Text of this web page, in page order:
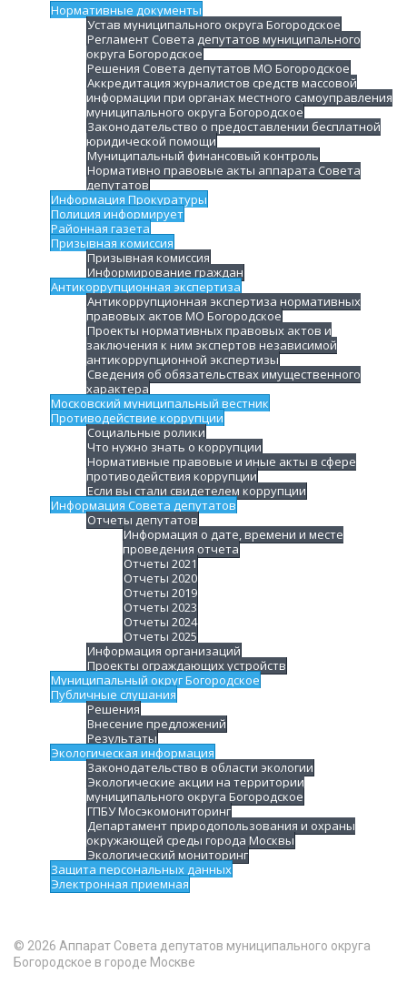
Нормативные документы
Устав муниципального округа Богородское
Регламент Совета депутатов муниципального
округа Богородское
Решения Совета депутатов МО Богородское
Аккредитация журналистов средств массовой
информации при органах местного самоуправления
муниципального округа Богородское
Законодательство о предоставлении бесплатной
юридической помощи
Муниципальный финансовый контроль
Нормативно правовые акты аппарата Совета
депутатов
Информация Прокуратуры
Полиция информирует
Районная газета
Призывная комиссия
Призывная комиссия
Информирование граждан
Антикоррупционная экспертиза
Антикоррупционная экспертиза нормативных
правовых актов МО Богородское
Проекты нормативных правовых актов и
заключения к ним экспертов независимой
антикоррупционной экспертизы
Сведения об обязательствах имущественного
характера
Московский муниципальный вестник
Противодействие коррупции
Социальные ролики
Что нужно знать о коррупции
Нормативные правовые и иные акты в сфере
противодействия коррупции
Если вы стали свидетелем коррупции
Информация Совета депутатов
Отчеты депутатов
Информация о дате, времени и месте
проведения отчета
Отчеты 2021
Отчеты 2020
Отчеты 2019
Отчеты 2023
Отчеты 2024
Отчеты 2025
Информация организаций
Проекты ограждающих устройств
Муниципальный округ Богородское
Публичные слушания
Решения
Внесение предложений
Результаты
Экологическая информация
Законодательство в области экологии
Экологические акции на территории
муниципального округа Богородское
ГПБУ Мосэкомониторинг
Департамент природопользования и охраны
окружающей среды города Москвы
Экологический мониторинг
Защита персональных данных
Электронная приемная
© 2026 Аппарат Совета депутатов муниципального округа
Богородское в городе Москве